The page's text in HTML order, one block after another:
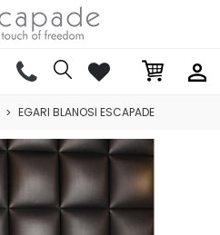
EGARI BLANOSI ESCAPADE